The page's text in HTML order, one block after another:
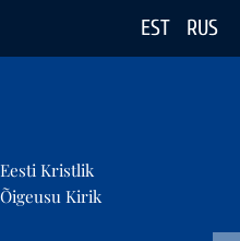
EST RUS
Eesti Kristlik
Õigeusu Kirik